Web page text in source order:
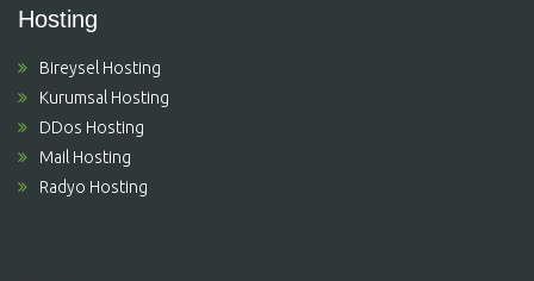
Hosting
Bireysel Hosting
Kurumsal Hosting
DDos Hosting
Mail Hosting
Radyo Hosting